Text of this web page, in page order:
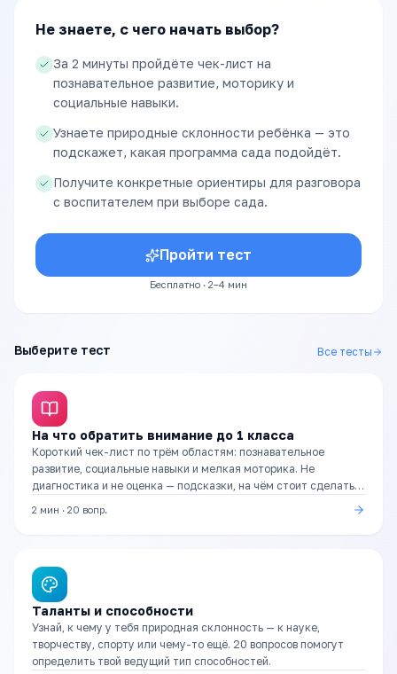
Не знаете, с чего начать выбор?
За 2 минуты пройдёте чек-лист на
познавательное развитие, моторику и
социальные навыки.
Узнаете природные склонности ребёнка — это
подскажет, какая программа сада подойдёт.
Получите конкретные ориентиры для разговора
с воспитателем при выборе сада.
Пройти тест
Бесплатно · 2–4 мин
Выберите тест Все тесты
На что обратить внимание до 1 класса
Короткий чек-лист по трём областям: познавательное
развитие, социальные навыки и мелкая моторика. Не
диагностика и не оценка — подсказки, на чём стоит сделать
2 мин · 20 вопр.
Таланты и способности
Узнай, к чему у тебя природная склонность — к науке,
творчеству, спорту или чему-то ещё. 20 вопросов помогут
определить твой ведущий тип способностей.